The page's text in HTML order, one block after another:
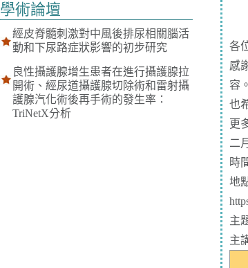
學術論壇
經皮脊髓刺激對中風後排尿相關腦活
動和下尿路症狀影響的初步研究
良性攝護腺增生患者在進行攝護腺拉
開術、經尿道攝護腺切除術和雷射攝
護腺汽化術後再手術的發生率：
TriNetX分析
各
感
容
也
更
二
時
地
主
主